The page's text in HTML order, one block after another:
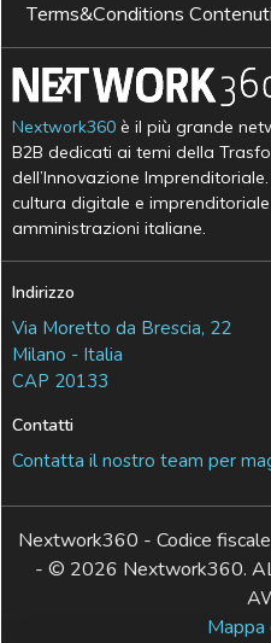
Terms&Conditions
Nextwork360 è il più grande
B2B dedicati ai temi della
dell’Innovazione
cultura digitale e
amministrazioni italiane.
Indirizzo
Via Moretto da Brescia, 22
Milano - Italia
CAP 20133
Contatti
Contatta il nostro team per
Nextwork360 - Codice
- © 2026 Nextwork360.